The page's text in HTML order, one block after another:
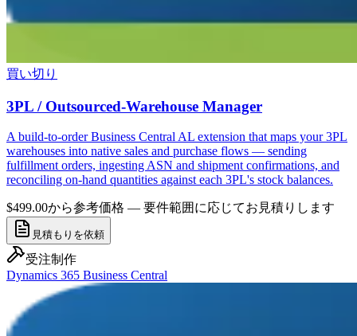
買い切り
3PL / Outsourced-Warehouse Manager
A build-to-order Business Central AL extension that maps your 3PL
warehouses into native sales and purchase flows — sending
fulfillment orders, ingesting ASN and shipment confirmations, and
reconciling on-hand quantities against each 3PL's stock balances.
$499.00から参考価格 — 要件範囲に応じてお見積りします
見積もりを依頼
受注制作
Dynamics 365 Business Central